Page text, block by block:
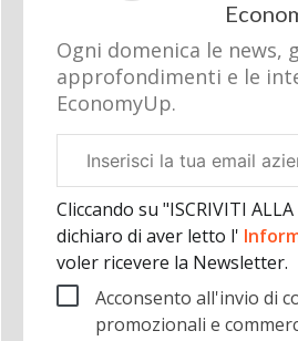
Ogni domenica le news,
approfondimenti e le
EconomyUp.
aziendale
Cliccando su "ISCRIVITI ALLA
dichiaro di aver letto l'
voler ricevere la Newsletter.
Acconsento all'invio di
promozionali e